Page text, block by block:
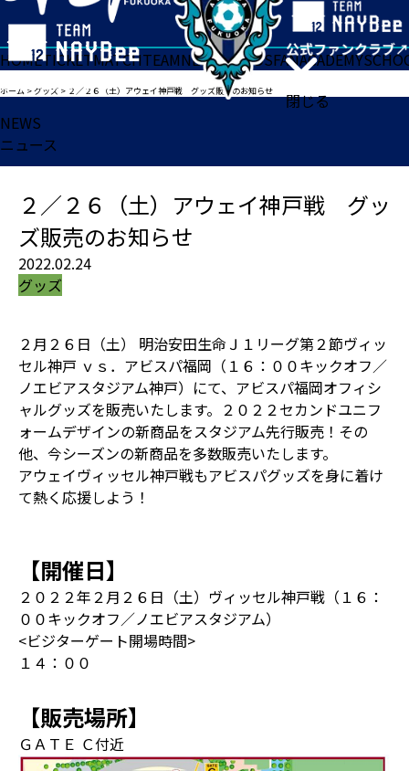
閉じる
HOMETICKETMATCHTEAMNEWSGOODSFANACADEMY
ホーム >グッズ > ２／２６（土）アウェイ神戸戦 グッズ販売のお知らせ
NEWS
ニュース
２／２６（土）アウェイ神戸戦 グッ
ズ販売のお知らせ
2022.02.24
グッズ
２月２６日（土） 明治安田生命Ｊ１リーグ第２節ヴィッ
セル神戸 ｖｓ．アビスパ福岡（１６：００キックオフ／
ノエビアスタジアム神戸）にて、アビスパ福岡オフィシ
ャルグッズを販売いたします。２０２２セカンドユニフ
ォームデザインの新商品をスタジアム先行販売！その
他、今シーズンの新商品を多数販売いたします。
アウェイヴィッセル神戸戦もアビスパグッズを身に着け
て熱く応援しよう！
【開催日】
２０２２年２月２６日（土）ヴィッセル神戸戦（１６：
００キックオフ／ノエビアスタジアム）
<ビジターゲート開場時間>
１４：００
【販売場所】
ＧＡＴＥ Ｃ付近